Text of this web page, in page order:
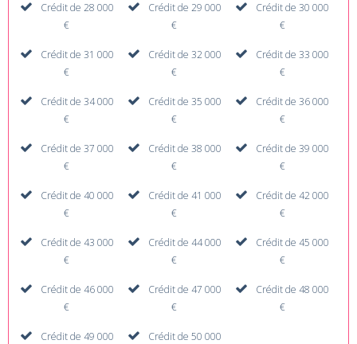
Crédit de 28 000
€
Crédit de 29 000
€
Crédit de 30 000
€
Crédit de 31 000
€
Crédit de 32 000
€
Crédit de 33 000
€
Crédit de 34 000
€
Crédit de 35 000
€
Crédit de 36 000
€
Crédit de 37 000
€
Crédit de 38 000
€
Crédit de 39 000
€
Crédit de 40 000
€
Crédit de 41 000
€
Crédit de 42 000
€
Crédit de 43 000
€
Crédit de 44 000
€
Crédit de 45 000
€
Crédit de 46 000
€
Crédit de 47 000
€
Crédit de 48 000
€
Crédit de 49 000
Crédit de 50 000